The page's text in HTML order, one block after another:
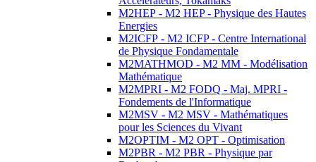
M2HEP - M2 HEP - Physique des Hautes
Energies
M2ICFP - M2 ICFP - Centre International
de Physique Fondamentale
M2MATHMOD - M2 MM - Modélisation
Mathématique
M2MPRI - M2 FODQ - Maj. MPRI -
Fondements de l'Informatique
M2MSV - M2 MSV - Mathématiques
pour les Sciences du Vivant
M2OPTIM - M2 OPT - Optimisation
M2PBR - M2 PBR - Physique par